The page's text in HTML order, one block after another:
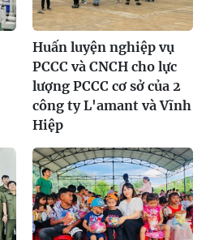
Huấn luyện nghiệp vụ
PCCC và CNCH cho lực
lượng PCCC cơ sở của 2
công ty L'amant và Vĩnh
Hiệp